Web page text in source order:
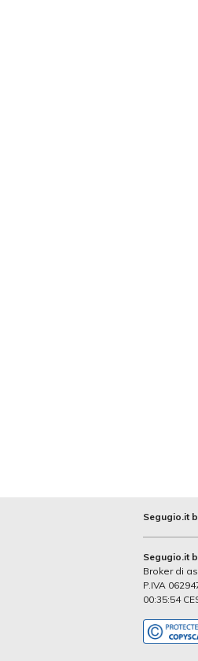
Segugio.it
Segugio.it
Broker di
P.IVA
00:35:54